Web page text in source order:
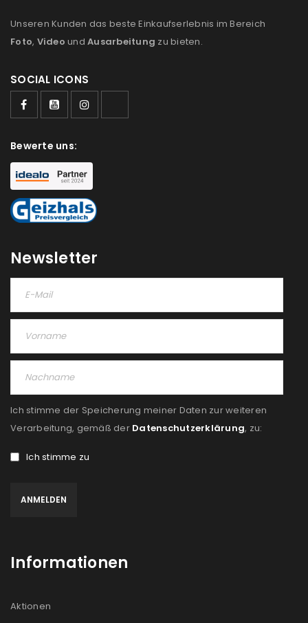
NEWSLETTER ABONNIEREN
us
Ich stimme zu
Ja, ich möchte ein Kundenkonto eröffnen und
Unseren Kunden das beste Einkaufserlebnis im Bereich
Foto, Video und Ausarbeitung zu bieten.
SOCIAL ICONS
Bewerte uns:
Newsletter
Ich stimme der Speicherung meiner Daten zur weiteren
Verarbeitung, gemäß der Datenschutzerklärung, zu:
Ich stimme zu
Informationen
Aktionen